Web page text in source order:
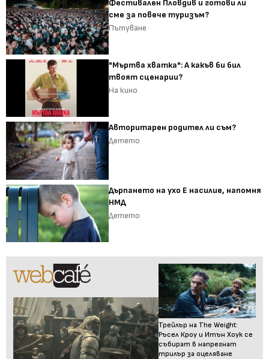
Фестивален Пловдив и готови ли
сме за повече туризъм?
Пътуване
"Мъртва хватка": А какъв би бил
твоят сценарии?
На кино
Авторитарен родител ли съм?
Детето
Дърпането на ухо Е насилие, напомня
НМД
Детето
Трейлър на The Weight:
Ръсел Кроу и Итън Хоук се
събират в напрегнат
трилър за оцеляване